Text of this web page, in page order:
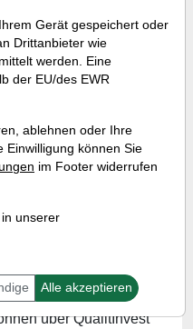
folgende 3
2021 von 18 bis 19 Uhr
ist eine Online-
über QualitInvest
Gerät gespeichert oder
Drittanbieter wie
werden. Eine
der EU/des EWR
ablehnen oder Ihre
Einwilligung können Sie
im Footer widerrufen
unserer
Alle akzeptieren